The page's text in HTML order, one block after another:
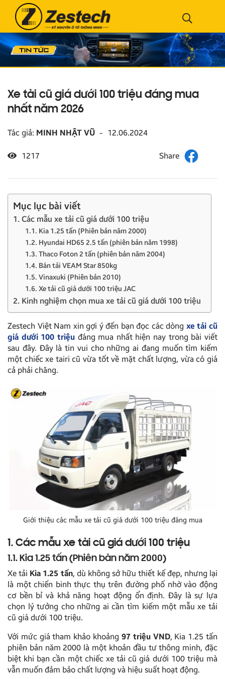
Xe tải cũ giá dưới 100 triệu đáng mua
nhất năm 2026
Tác giả: MINH NHẬT VŨ - 12.06.2024
1217
Mục lục bài viết
1. Các mẫu xe tải cũ giá dưới 100 triệu
1.1. Kia 1.25 tấn (Phiên bản năm 2000)
1.2. Hyundai HD65 2.5 tấn (phiên bản năm 1998)
1.3. Thaco Foton 2 tấn (phiên bản năm 2004)
1.4. Bán tải VEAM Star 850kg
1.5. Vinaxuki (Phiên bản 2010)
1.6. Xe tải cũ giá dưới 100 triệu JAC
2. Kinh nghiệm chọn mua xe tải cũ giá dưới 100 triệu
Zestech Việt Nam xin gợi ý đến bạn đọc các dòng xe tải cũ
giá dưới 100 triệuđáng mua nhất hiện nay trong bài viết
sau đây. Đây là tin vui cho những ai đang muốn tìm kiếm
một chiếc xe tairi cũ vừa tốt về mặt chất lượng, vừa có giá
cả phải chăng.
Giới thiệu các mẫu xe tải cũ giá dưới 100 triệu đáng mua
1. Các mẫu xe tải cũ giá dưới 100 triệu
1.1. Kia 1.25 tấn (Phiên bản năm 2000)
Xe tải Kia 1.25 tấn, dù không sở hữu thiết kế đẹp, nhưng lại
là một chiến binh thực thụ trên đường phố nhờ vào động
cơ bền bỉ và khả năng hoạt động ổn định. Đây là sự lựa
chọn lý tưởng cho những ai cần tìm kiếm một mẫu xe tải
cũ giá dưới 100 triệu.
Với mức giá tham khảo khoảng 97 triệu VND, Kia 1.25 tấn
phiên bản năm 2000 là một khoản đầu tư thông minh, đặc
biệt khi bạn cần một chiếc xe tải cũ giá dưới 100 triệu mà
vẫn muốn đảm bảo chất lượng và hiệu suất hoạt động.